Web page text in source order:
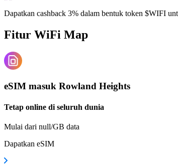
Dapatkan cashback 3% dalam bentuk token $WIFI
Fitur WiFi Map
eSIM masuk Rowland Heights
Tetap online di seluruh dunia
Mulai dari null/GB data
Dapatkan eSIM